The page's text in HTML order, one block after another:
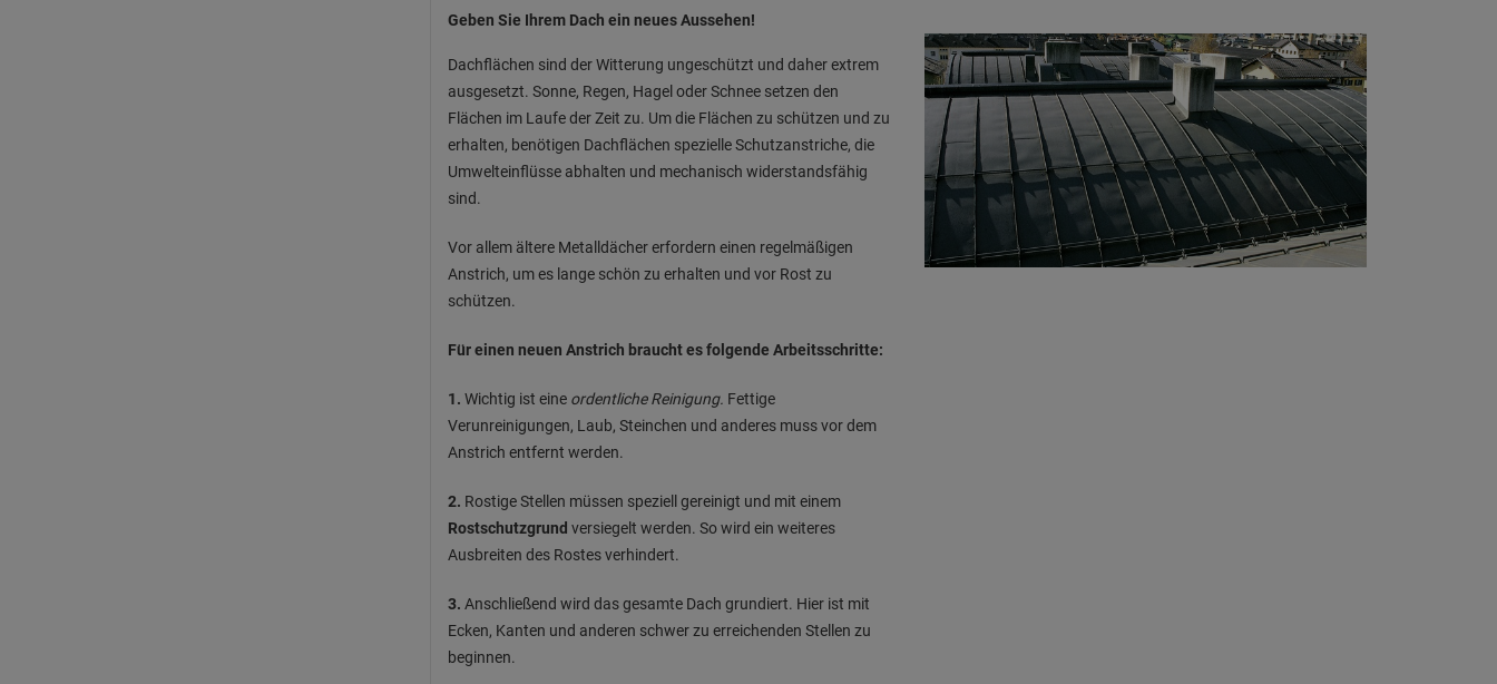
Geben Sie Ihrem Dach ein neues Aussehen!
Dachflächen sind der Witterung ungeschützt und daher extrem
ausgesetzt. Sonne, Regen, Hagel oder Schnee setzen den
Flächen im Laufe der Zeit zu. Um die Flächen zu schützen und zu
erhalten, benötigen Dachflächen spezielle Schutzanstriche, die
Umwelteinflüsse abhalten und mechanisch widerstandsfähig
sind.
Vor allem ältere Metalldächer erfordern einen regelmäßigen
Anstrich, um es lange schön zu erhalten und vor Rost zu
schützen.
Für einen neuen Anstrich braucht es folgende Arbeitsschritte:
1. Wichtig ist eine ordentliche Reinigung. Fettige
Verunreinigungen, Laub, Steinchen und anderes muss vor dem
Anstrich entfernt werden.
2. Rostige Stellen müssen speziell gereinigt und mit einem
Rostschutzgrund versiegelt werden. So wird ein weiteres
Ausbreiten des Rostes verhindert.
3. Anschließend wird dasgesamte Dach grundiert. Hier ist mit
Ecken, Kanten und anderen schwer zu erreichenden Stellen zu
beginnen.